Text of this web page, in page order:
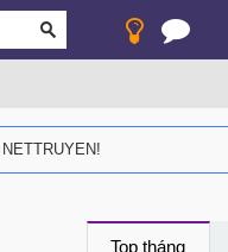
Top tháng